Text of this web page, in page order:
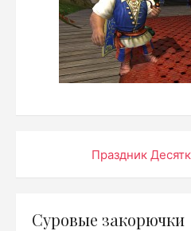
Навигация
записям
Праздник
Суровые закорючки